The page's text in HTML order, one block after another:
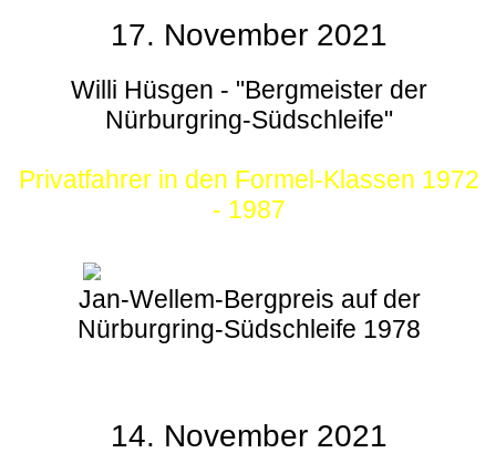
17. November 2021
Willi Hüsgen - "Bergmeister der
Nürburgring-Südschleife"
Privatfahrer in den Formel-Klassen 1972
- 1987
Jan-Wellem-Bergpreis auf der
Nürburgring-Südschleife 1978
14. November 2021